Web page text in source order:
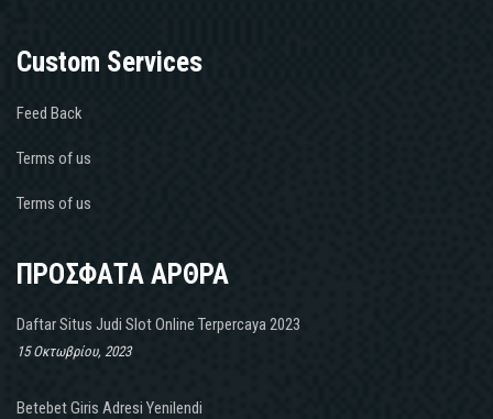
Custom Services
Feed Back
Terms of us
Terms of us
ΠΡΟΣΦΑΤΑ ΑΡΘΡΑ
Daftar Situs Judi Slot Online Terpercaya 2023
15 Οκτωβρίου, 2023
Betebet Giris Adresi Yenilendi